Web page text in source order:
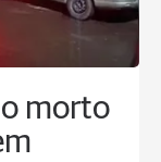
morto